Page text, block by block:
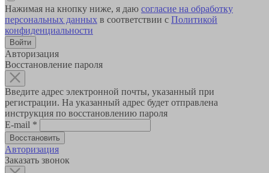
Нажимая на кнопку ниже, я даю согласие на обработку
персональных данных в соответствии с Политикой
конфиденциальности
Авторизация
Восстановление пароля
Введите адрес электронной почты, указанный при
регистрации. На указанный адрес будет отправлена
инструкция по восстановлению пароля
E-mail *
Авторизация
Заказать звонок